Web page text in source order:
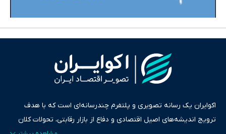
اکوایران یک رسانه تصویری و پلتفرم چندرسانه‌ای است که با هدف
ترویج اندیشه‌های اصیل اقتصادی و دفاع از بازار رقابتی، تحولات کلان